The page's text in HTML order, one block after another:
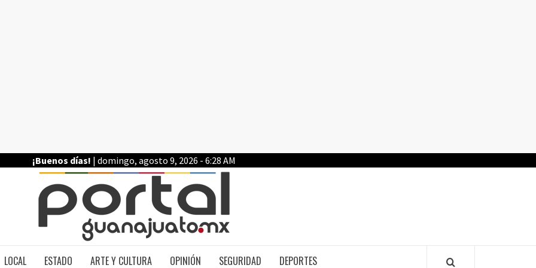
¡Buenos días! | domingo, agosto 9, 2026 - 6:28 AM
LOCAL ESTADO ARTE Y CULTURA OPINIÓN SEGURIDAD DEPORTES